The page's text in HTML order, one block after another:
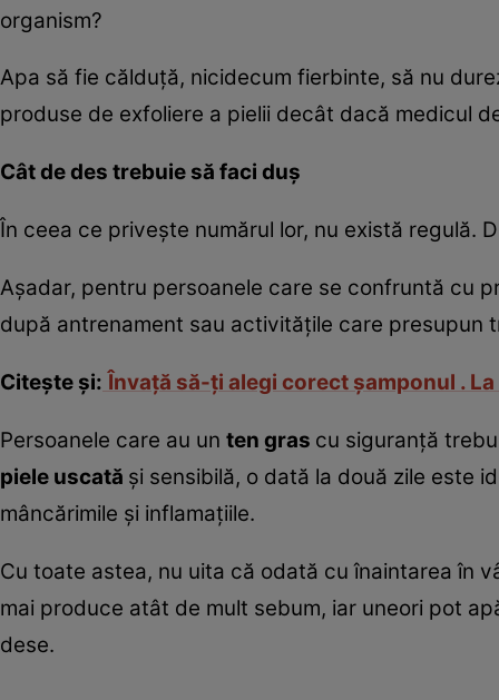
organism?
Apa să fie călduţă, nicidecum fierbinte, să nu
produse de exfoliere a pielii decât dacă medicul
Cât de des trebuie să faci duş
În ceea ce priveşte numărul lor, nu există
Aşadar, pentru persoanele care se confruntă cu
după antrenament sau activităţile care presupun
Citeşte şi: Învaţă să-ţi alegi corect şamponul .
Persoanele care au un ten gras cu siguranţă
piele uscată şi sensibilă, o dată la două zile este
mâncărimile şi inflamaţiile.
Cu toate astea, nu uita că odată cu înaintarea în
mai produce atât de mult sebum, iar uneori pot
dese.